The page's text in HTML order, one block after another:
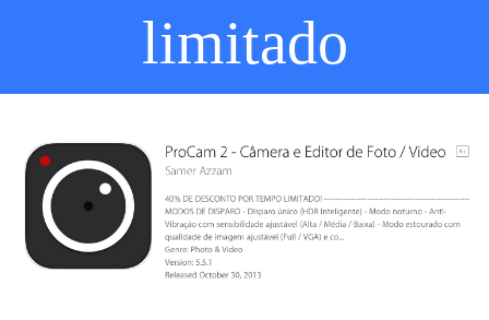
limitado